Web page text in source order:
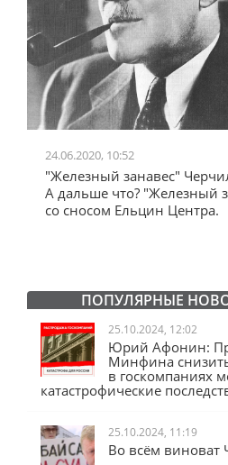
24.06.2020, 10:52
"Железный занавес"
А дальше что? "Железный
со сносом Ельцин Центра.
ПОПУЛЯРНЫЕ
25.10.2024, 12:02
Юрий Афонин:
Минфина
в госкомпаниях
катастрофические
25.10.2024, 11:19
Во всём виноват